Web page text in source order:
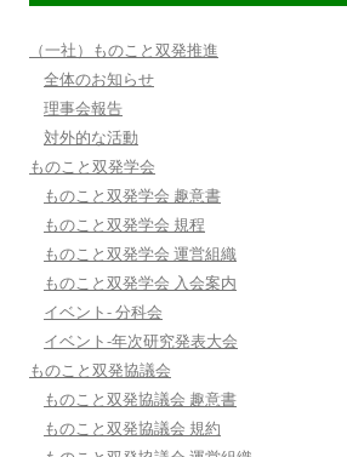
（一社）ものこと双発推進
全体のお知らせ
理事会報告
対外的な活動
ものこと双発学会
ものこと双発学会 趣意書
ものこと双発学会 規程
ものこと双発学会 運営組織
ものこと双発学会 入会案内
イベント- 分科会
イベント-年次研究発表大会
ものこと双発協議会
ものこと双発協議会 趣意書
ものこと双発協議会 規約